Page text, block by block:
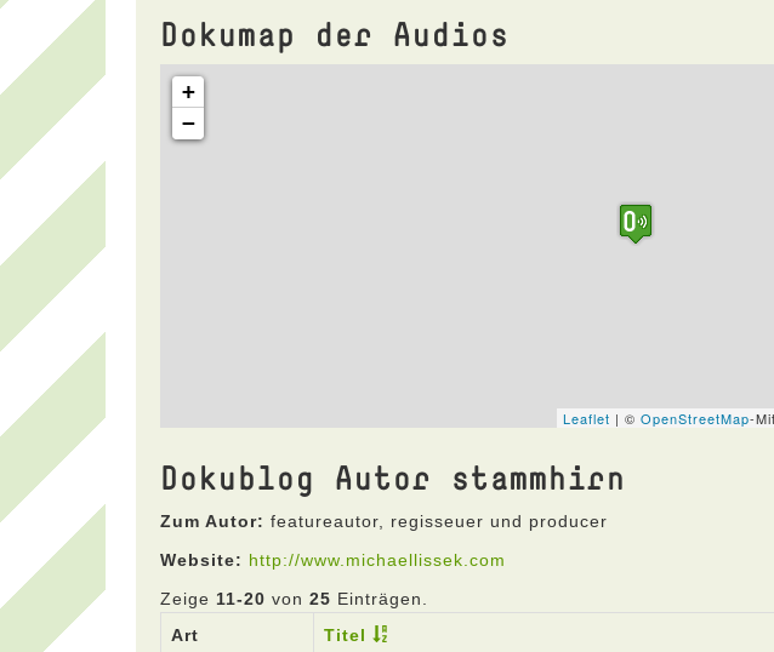
Dokumap der Audios
Dokublog Autor stammhirn
Zum Autor: featureautor, regisseuer und producer
Website: http://www.michaellissek.com
Zeige 11-20 von 25 Einträgen.
Art
Titel